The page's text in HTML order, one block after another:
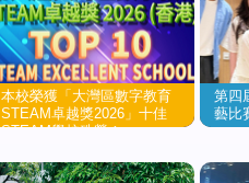
本校榮獲「大灣區數字教育
STEAM卓越獎2026」十佳
STEAM學校殊榮！
第四
藝比